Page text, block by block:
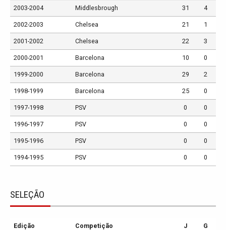
2003-2004 Middlesbrough 31 4
2002-2003 Chelsea 21 1
2001-2002 Chelsea 22 3
2000-2001 Barcelona 10 0
1999-2000 Barcelona 29 2
1998-1999 Barcelona 25 0
1997-1998 PSV 0 0
1996-1997 PSV 0 0
1995-1996 PSV 0 0
1994-1995 PSV 0 0
SELEÇÃO
Edição Competição J G